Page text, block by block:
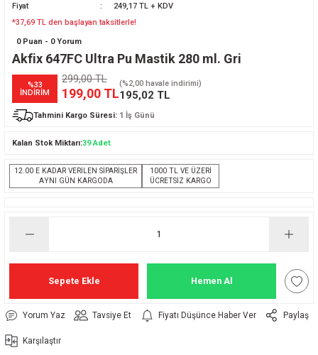
Fiyat
249,17 TL + KDV
*37,69 TL den başlayan taksitlerle!
0 Puan - 0 Yorum
Akfix 647FC Ultra Pu Mastik 280 ml. Gri
%33
İNDİRİM
299,00 TL
199,00 TL
(%2,00 havale indirimi)
195,02 TL
Tahmini Kargo Süresi: 1 İş Günü
Kalan Stok Miktarı:39 Adet
12.00 E KADAR VERİLEN SİPARİŞLER
AYNI GÜN KARGODA
1000 TL VE ÜZERİ
ÜCRETSİZ KARGO
Sepete Ekle Hemen Al
Yorum Yaz Tavsiye Et Fiyatı Düşünce Haber Ver Paylaş
Karşılaştır